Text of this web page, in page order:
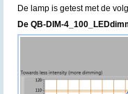
De lamp is getest met de
De QB-DIM-